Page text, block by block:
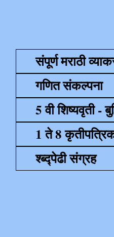
संपूर्ण मराठी
गणित संकल्पना
5 वी शिष्यवृती -
1 ते 8
श्ब्द्पेढी संग्रह